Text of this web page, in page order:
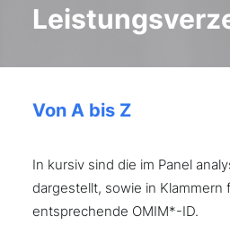
Von A bis Z
In kursiv sind die im Panel
dargestellt, sowie in Klammern
entsprechende OMIM*-ID.